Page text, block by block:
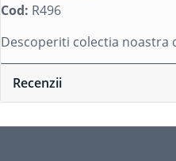
Cod: R496
Descoperiti colectia noastra
Recenzii